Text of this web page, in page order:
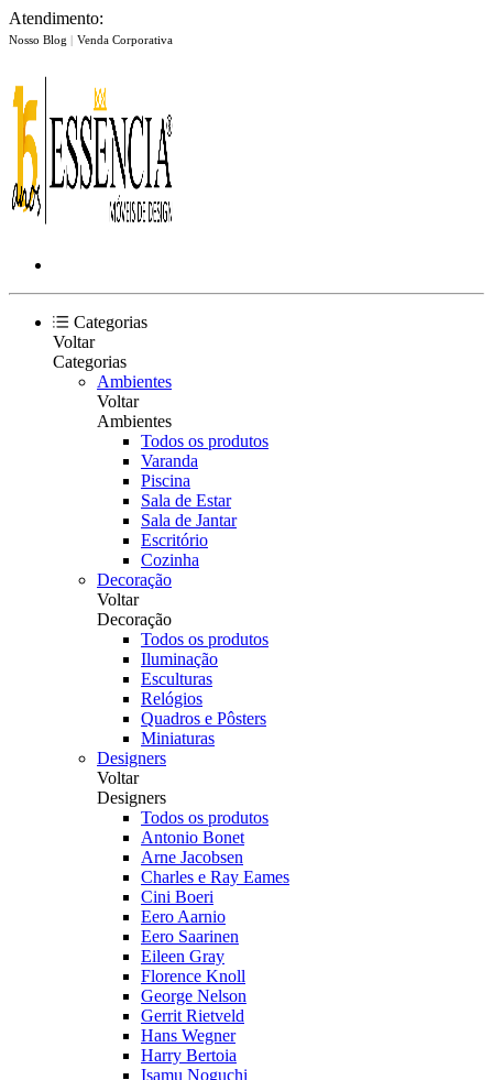
Atendimento:
Nosso Blog | Venda Corporativa
Categorias
Voltar
Categorias
Ambientes
Voltar
Ambientes
Todos os produtos
Varanda
Piscina
Sala de Estar
Sala de Jantar
Escritório
Cozinha
Decoração
Voltar
Decoração
Todos os produtos
Iluminação
Esculturas
Relógios
Quadros e Pôsters
Miniaturas
Designers
Voltar
Designers
Todos os produtos
Antonio Bonet
Arne Jacobsen
Charles e Ray Eames
Cini Boeri
Eero Aarnio
Eero Saarinen
Eileen Gray
Florence Knoll
George Nelson
Gerrit Rietveld
Hans Wegner
Harry Bertoia
Isamu Noguchi